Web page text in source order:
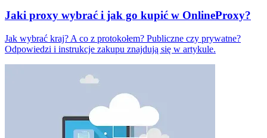
Jaki proxy wybrać i jak go kupić w OnlineProxy?
Jak wybrać kraj? A co z protokołem? Publiczne czy prywatne?
Odpowiedzi i instrukcje zakupu znajdują się w artykule.